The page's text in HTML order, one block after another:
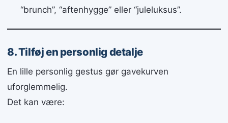
“brunch”, “aftenhygge” eller “juleluksus”.
8. Tilføj en personlig detalje
En lille personlig gestus gør gavekurven
uforglemmelig.
Det kan være: